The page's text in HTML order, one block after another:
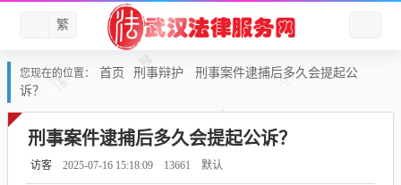
繁
您现在的位置： 首页 刑事辩护
刑事案件逮捕后多久会提起公
诉？
刑事案件逮捕后多久会提起公诉？
访客 2025-07-16 15:18:09 13661 默认